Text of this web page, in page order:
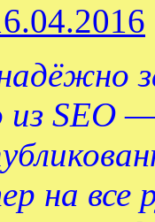
из SEO
на все